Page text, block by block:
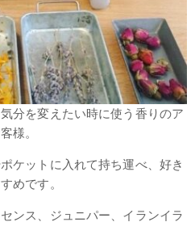
分を変えたい時に使う香りのア
様。
ケットに入れて持ち運べ、好き
めです。
ンス、ジュニパー、イランイラ